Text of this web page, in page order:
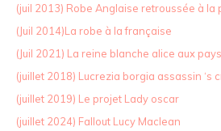
(juil 2013) Robe Anglaise retroussée à la
(Juil 2014)La robe à la française
(Juil 2021) La reine blanche alice aux
(juillet 2018) Lucrezia borgia assassin ‘s
(juillet 2019) Le projet Lady oscar
(juillet 2024) Fallout Lucy Maclean